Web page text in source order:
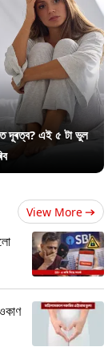
দূৰত্ব? এই ৫ টা ভুল
View More